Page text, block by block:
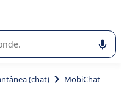
seleção de software
(chat) MobiChat